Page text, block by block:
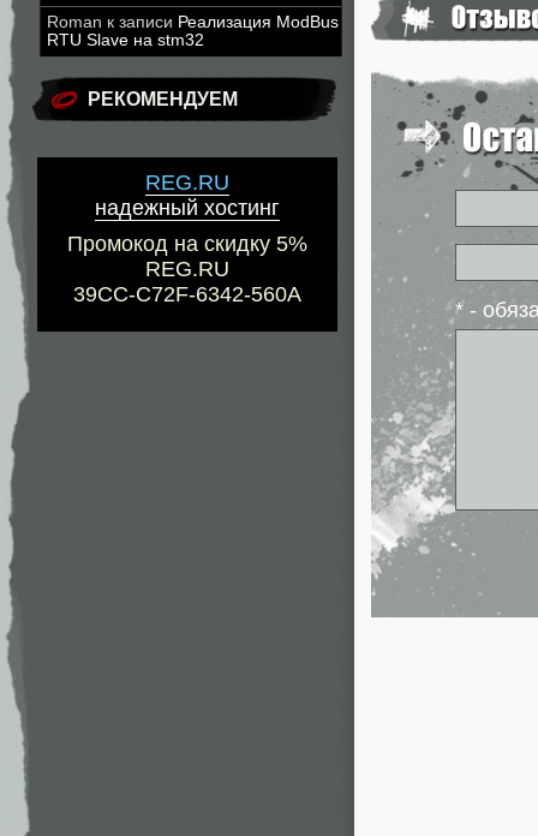
Roman к записи Реализация ModBus
RTU Slave на stm32
РЕКОМЕНДУЕМ
REG.RU
надежный хостинг
Промокод на скидку 5%
REG.RU
39CC-C72F-6342-560A
* -